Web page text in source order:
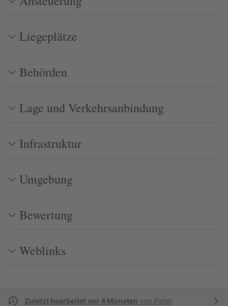
Liegeplätze
Behörden
Lage und Verkehrsanbindung
Infrastruktur
Umgebung
Bewertung
Weblinks
Zuletzt bearbeitet vor 4 Monaten von Peter